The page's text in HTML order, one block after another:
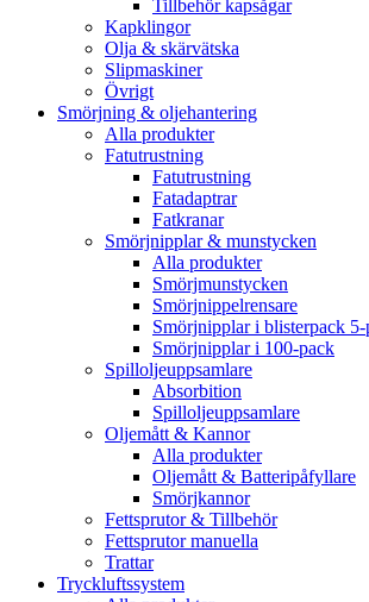
Tillbehör kapsågar
Kapklingor
Olja & skärvätska
Slipmaskiner
Övrigt
Smörjning & oljehantering
Alla produkter
Fatutrustning
Fatutrustning
Fatadaptrar
Fatkranar
Smörjnipplar & munstycken
Alla produkter
Smörjmunstycken
Smörjnippelrensare
Smörjnipplar i blisterpack 5-
Smörjnipplar i 100-pack
Spilloljeuppsamlare
Absorbition
Spilloljeuppsamlare
Oljemått & Kannor
Alla produkter
Oljemått & Batteripåfyllare
Smörjkannor
Fettsprutor & Tillbehör
Fettsprutor manuella
Trattar
Tryckluftssystem